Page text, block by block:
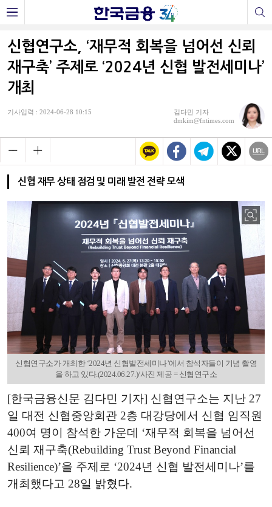
신협연구소, ‘재무적 회복을 넘어선 신뢰
재구축’ 주제로 ‘2024년 신협 발전세미나’
개최
기사입력 : 2024-06-28 10:15
김다민 기자
dmkim@fntimes.com
신협 재무 상태 점검 및 미래 발전 전략 모색
신협연구소가 개최한 ‘2024년 신협발전세미나’에서 참석자들이 기념 촬영
을 하고 있다.(2024.06.27.)/사진 제공 = 신협연구소
[한국금융신문 김다민 기자] 신협연구소는 지난 27
일 대전 신협중앙회관 2층 대강당에서 신협 임직원
400여 명이 참석한 가운데 ‘재무적 회복을 넘어선
신뢰 재구축(Rebuilding Trust Beyond Financial
Resilience)’을 주제로 ‘2024년 신협 발전세미나’를
개최했다고 28일 밝혔다.